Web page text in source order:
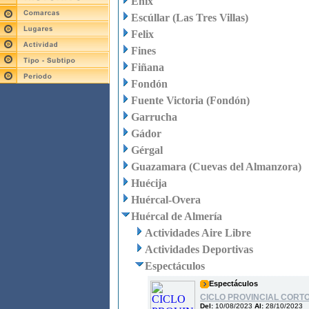
Escúllar (Las Tres Villas)
Felix
Fines
Fiñana
Fondón
Fuente Victoria (Fondón)
Garrucha
Gádor
Gérgal
Guazamara (Cuevas del Almanzora)
Huécija
Huércal-Overa
Huércal de Almería
Actividades Aire Libre
Actividades Deportivas
Espectáculos
Espectáculos
CICLO PROVINCIAL
Del: 10/08/2023 Al: 28/10/2023